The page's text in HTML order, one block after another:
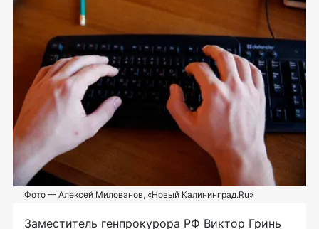
Фото — Алексей Милованов, «Новый Калининград.Ru»
Заместитель генпрокурора РФ Виктор Гринь